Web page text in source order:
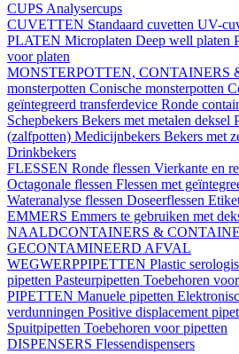
CUPS Analysercups
CUVETTEN Standaard cuvetten UV-
PLATEN Microplaten Deep well platen
voor platen
MONSTERPOTTEN, CONTAINERS
monsterpotten Conische monsterpotten
geïntegreerd transferdevice Ronde
Schepbekers Bekers met metalen deksel
(zalfpotten) Medicijnbekers Bekers met
Drinkbekers
FLESSEN Ronde flessen Vierkante en
Octagonale flessen Flessen met
Wateranalyse flessen Doseerflessen
EMMERS Emmers te gebruiken met
NAALDCONTAINERS &
GECONTAMINEERD AFVAL
WEGWERPPIPETTEN Plastic
pipetten Pasteurpipetten Toebehoren
PIPETTEN Manuele pipetten
verdunningen Positive displacement
Spuitpipetten Toebehoren voor pipetten
DISPENSERS Flessendispensers